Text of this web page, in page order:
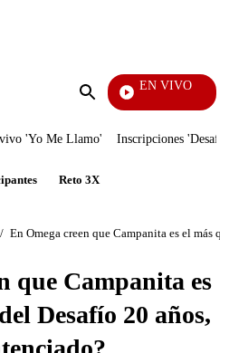
Enviar
EN VIVO
Yo Me Llamo
'Yo Me Llamo' Inscripciones
Reto 3X
/ En Omega creen que Campanita es el más
que Campanita es
Desafío 20 años,